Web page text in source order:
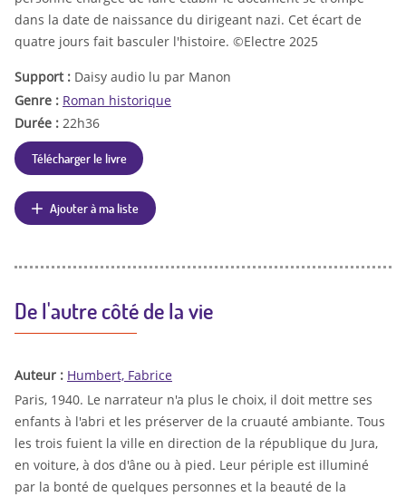
dans la date de naissance du dirigeant nazi. Cet écart de
quatre jours fait basculer l'histoire. ©Electre 2025
Support : Daisy audio lu par Manon
Genre : Roman historique
Durée : 22h36
Télécharger le livre
Ajouter à ma liste
De l'autre côté de la vie
Auteur : Humbert, Fabrice
Paris, 1940. Le narrateur n'a plus le choix, il doit mettre ses
enfants à l'abri et les préserver de la cruauté ambiante. Tous
les trois fuient la ville en direction de la république du Jura,
en voiture, à dos d'âne ou à pied. Leur périple est illuminé
par la bonté de quelques personnes et la beauté de la